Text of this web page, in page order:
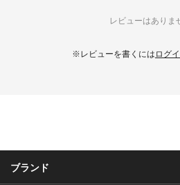
レビューはありま
※レビューを書くには ログ
ブランド